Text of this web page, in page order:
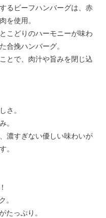
るビーフハンバーグは、赤
を使用。
こどりのハーモニーが味わ
合挽ハンバーグ。
とで、肉汁や旨みを閉じ込
さ。
。
濃すぎない優しい味わいが
。
。
たっぷり。